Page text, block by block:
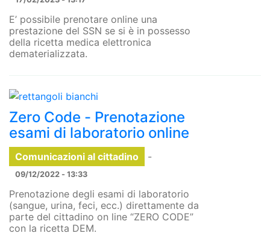
E’ possibile prenotare online una
prestazione del SSN se si è in possesso
della ricetta medica elettronica
dematerializzata.
Zero Code - Prenotazione
esami di laboratorio online
Comunicazioni al cittadino -
09/12/2022 - 13:33
Prenotazione degli esami di laboratorio
(sangue, urina, feci, ecc.) direttamente da
parte del cittadino on line “ZERO CODE”
con la ricetta DEM.